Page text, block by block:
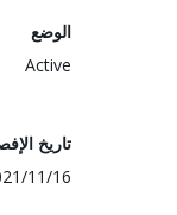
الوضع
Active
تاريخ
11/16